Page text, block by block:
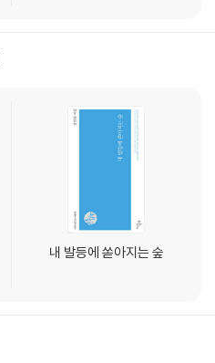
내 발등에 쏟아지는 숲